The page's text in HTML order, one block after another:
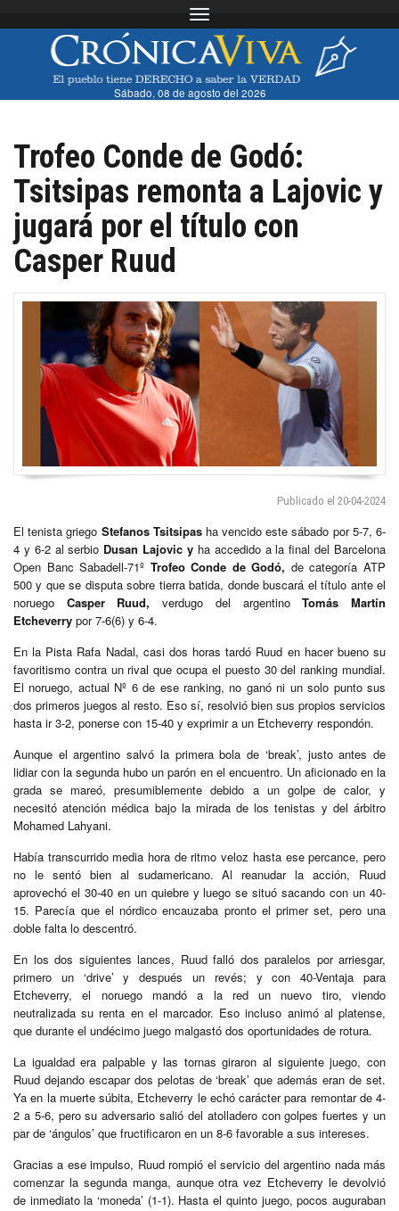
Toggle navigation
Sábado, 08 de agosto del 2026
Trofeo Conde de Godó:
Tsitsipas remonta a Lajovic y
jugará por el título con
Casper Ruud
Publicado el 20-04-2024
El tenista griego Stefanos Tsitsipasha vencido este sábado por 5-7, 6-
4 y 6-2 al serbio Dusan Lajovic y ha accedido a la final del Barcelona
Open Banc Sabadell-71º Trofeo Conde de Godó, de categoría ATP
500 y que se disputa sobre tierra batida, donde buscará el título ante el
noruego Casper Ruud, verdugo del argentinoTomás Martín
Etcheverry por 7-6(6) y 6-4.
En la Pista Rafa Nadal, casi dos horas tardó Ruud en hacer bueno su
favoritismo contra un rival que ocupa el puesto 30 del ranking mundial.
El noruego, actual Nº 6 de ese ranking, no ganó ni un solo punto sus
dos primeros juegos al resto. Eso sí, resolvió bien sus propios servicios
hasta ir 3-2, ponerse con 15-40 y exprimir a un Etcheverry respondón.
Aunque el argentino salvó la primera bola de ‘break’, justo antes de
lidiar con la segunda hubo un parón en el encuentro. Un aficionado en la
grada se mareó, presumiblemente debido a un golpe de calor, y
necesitó atención médica bajo la mirada de los tenistas y del árbitro
Mohamed Lahyani.
Había transcurrido media hora de ritmo veloz hasta ese percance, pero
no le sentó bien al sudamericano. Al reanudar la acción, Ruud
aprovechó el 30-40 en un quiebre y luego se situó sacando con un 40-
15. Parecía que el nórdico encauzaba pronto el primer set, pero una
doble falta lo descentró.
En los dos siguientes lances, Ruud falló dos paralelos por arriesgar,
primero un ‘drive’ y después un revés; y con 40-Ventaja para
Etcheverry, el noruego mandó a la red un nuevo tiro, viendo
neutralizada su renta en el marcador. Eso incluso animó al platense,
que durante el undécimo juego malgastó dos oportunidades de rotura.
La igualdad era palpable y las tornas giraron al siguiente juego, con
Ruud dejando escapar dos pelotas de ‘break’ que además eran de set.
Ya en la muerte súbita, Etcheverry le echó carácter para remontar de 4-
2 a 5-6, pero su adversario salió del atolladero con golpes fuertes y un
par de ‘ángulos’ que fructificaron en un 8-6 favorable a sus intereses.
Gracias a ese impulso, Ruud rompió el servicio del argentino nada más
comenzar la segunda manga, aunque otra vez Etcheverry le devolvió
de inmediato la ‘moneda’ (1-1). Hasta el quinto juego, pocos auguraban